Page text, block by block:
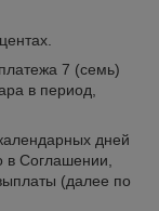
7 (семь)
в период,
дней
в Соглашении,
(далее по